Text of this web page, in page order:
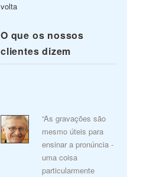
volta
O que os nossos
clientes dizem
“As gravações são
mesmo úteis para
ensinar a pronúncia -
uma coisa
particularmente